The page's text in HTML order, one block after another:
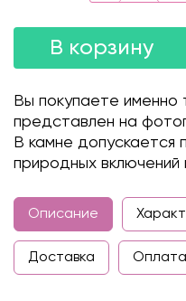
В корзину
Вы покупаете именно
представлен на
В камне допускается
природных включений
Описание
Доставка Оплата